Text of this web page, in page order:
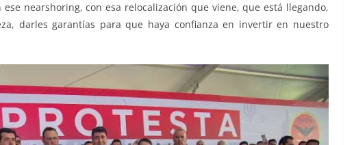
ese nearshoring, con esa relocalización que viene, que está llegando,
darles garantías para que haya confianza en invertir en nuestro